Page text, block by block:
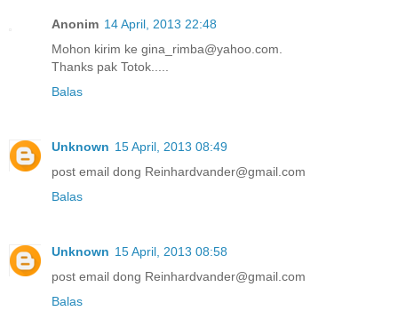
Anonim 14 April, 2013 22:48
Mohon kirim ke gina_rimba@yahoo.com.
Thanks pak Totok.....
Balas
Unknown 15 April, 2013 08:49
post email dong Reinhardvander@gmail.com
Balas
Unknown 15 April, 2013 08:58
post email dong Reinhardvander@gmail.com
Balas